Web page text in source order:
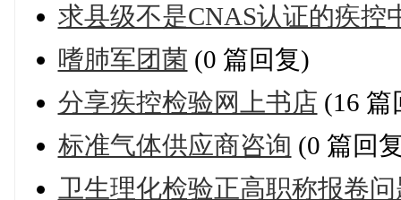
求县级不是CNAS认证的疾
嗜肺军团菌 (0 篇回复)
分享疾控检验网上书店 (16 篇
标准气体供应商咨询 (0 篇回
卫生理化检验正高职称报卷